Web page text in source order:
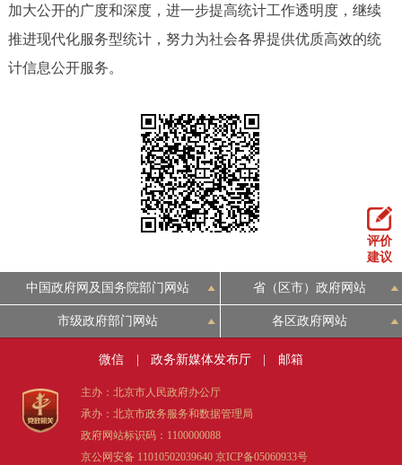
加大公开的广度和深度，进一步提高统计工作透明度，继续
推进现代化服务型统计，努力为社会各界提供优质高效的统
计信息公开服务。
评价
建议
中国政府网及国务院部门网站 省（区市）政府网站
市级政府部门网站 各区政府网站
微信 政务新媒体发布厅 邮箱
主办：北京市人民政府办公厅
承办：北京市政务服务和数据管理局
政府网站标识码：1100000088
京公网安备 11010502039640 京ICP备05060933号